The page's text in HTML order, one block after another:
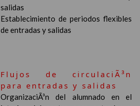
salidas
Establecimiento de periodos flexibles
de entradas y salidas
Flujos de circulaciÃ³n
para entradas y salidas
OrganizaciÃ³n del alumnado en el